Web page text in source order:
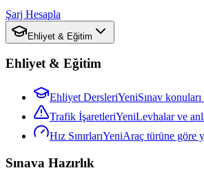
Şarj Hesapla
Ehliyet & Eğitim
Ehliyet & Eğitim
Ehliyet DersleriYeniSınav
Trafik İşaretleriYeniLevhalar ve
Hız SınırlarıYeniAraç türüne göre
Sınava Hazırlık